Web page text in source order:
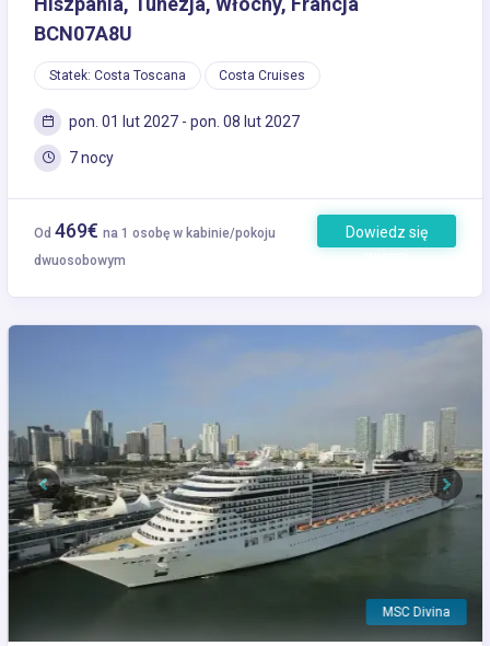
BCN07A8U
Statek: Costa Toscana Costa Cruises
pon. 01 lut 2027 - pon. 08 lut 2027
7 nocy
Od 469€ na 1 osobę w kabinie/pokoju
dwuosobowym
Dowiedz się
więcej
MSC Divina
Previous Next